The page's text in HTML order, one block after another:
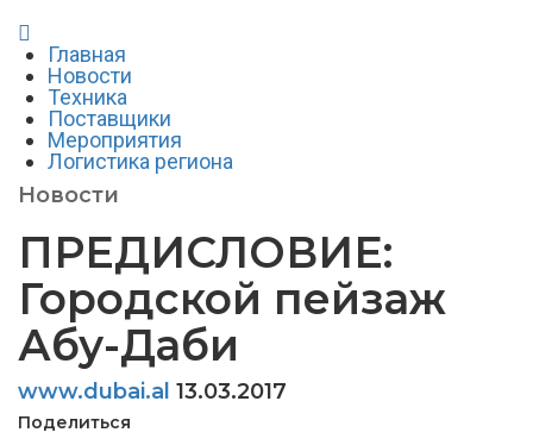
Главная
Новости
Техника
Поставщики
Мероприятия
Логистика региона
Новости
ПРЕДИСЛОВИЕ:
Городской пейзаж
Абу-Даби
www.dubai.al 13.03.2017
Поделиться